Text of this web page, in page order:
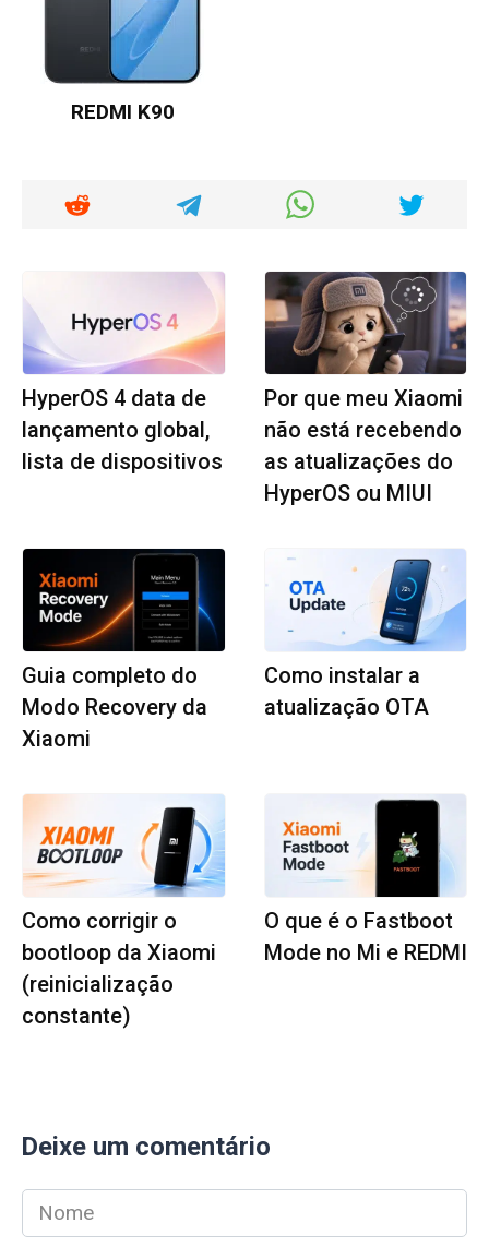
REDMI K90
HyperOS 4 data de
lançamento global,
lista de dispositivos
Por que meu Xiaomi
não está recebendo
as atualizações do
HyperOS ou MIUI
Guia completo do
Modo Recovery da
Xiaomi
Como instalar a
atualização OTA
Como corrigir o
bootloop da Xiaomi
(reinicialização
constante)
O que é o Fastboot
Mode no Mi e REDMI
Deixe um comentário
Nome
*